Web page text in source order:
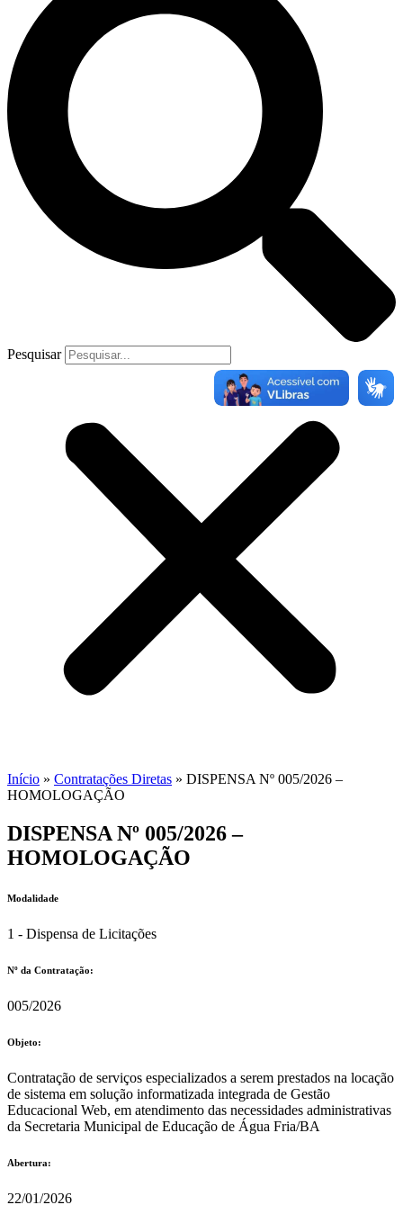
Pesquisar
Início » Contratações Diretas » DISPENSA Nº 005/2026 –
HOMOLOGAÇÃO
DISPENSA Nº 005/2026 –
HOMOLOGAÇÃO
Modalidade
1 - Dispensa de Licitações
Nº da Contratação:
005/2026
Objeto:
Contratação de serviços especializados a serem prestados na locação
de sistema em solução informatizada integrada de Gestão
Educacional Web, em atendimento das necessidades administrativas
da Secretaria Municipal de Educação de Água Fria/BA
Abertura:
22/01/2026